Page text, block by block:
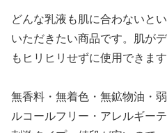
どんな乳液も肌に合わないと
いただきたい商品です。肌が
もヒリヒリせずに使用できます
無香料・無着色・無鉱物油・
ルコールフリー・アレルギー